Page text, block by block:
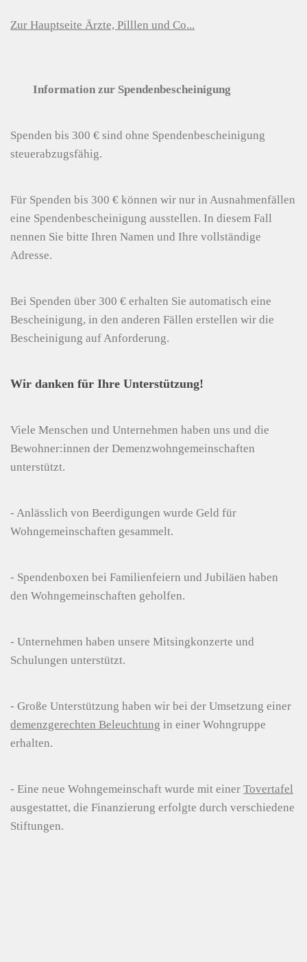
Zur Hauptseite Ärzte, Pilllen und Co...
Information zur Spendenbescheinigung
Spenden bis 300 € sind ohne Spendenbescheinigung
steuerabzugsfähig.
Für Spenden bis 300 € können wir nur in Ausnahmenfällen
eine Spendenbescheinigung ausstellen. In diesem Fall
nennen Sie bitte Ihren Namen und Ihre vollständige
Adresse.
Bei Spenden über 300 € erhalten Sie automatisch eine
Bescheinigung, in den anderen Fällen erstellen wir die
Bescheinigung auf Anforderung.
Wir danken für Ihre Unterstützung!
Viele Menschen und Unternehmen haben uns und die
Bewohner:innen der Demenzwohngemeinschaften
unterstützt.
- Anlässlich von Beerdigungen wurde Geld für
Wohngemeinschaften gesammelt.
- Spendenboxen bei Familienfeiern und Jubiläen haben
den Wohngemeinschaften geholfen.
- Unternehmen haben unsere Mitsingkonzerte und
Schulungen unterstützt.
- Große Unterstützung haben wir bei der Umsetzung einer
demenzgerechten Beleuchtung in einer Wohngruppe
erhalten.
- Eine neue Wohngemeinschaft wurde mit einer Tovertafel
ausgestattet, die Finanzierung erfolgte durch verschiedene
Stiftungen.